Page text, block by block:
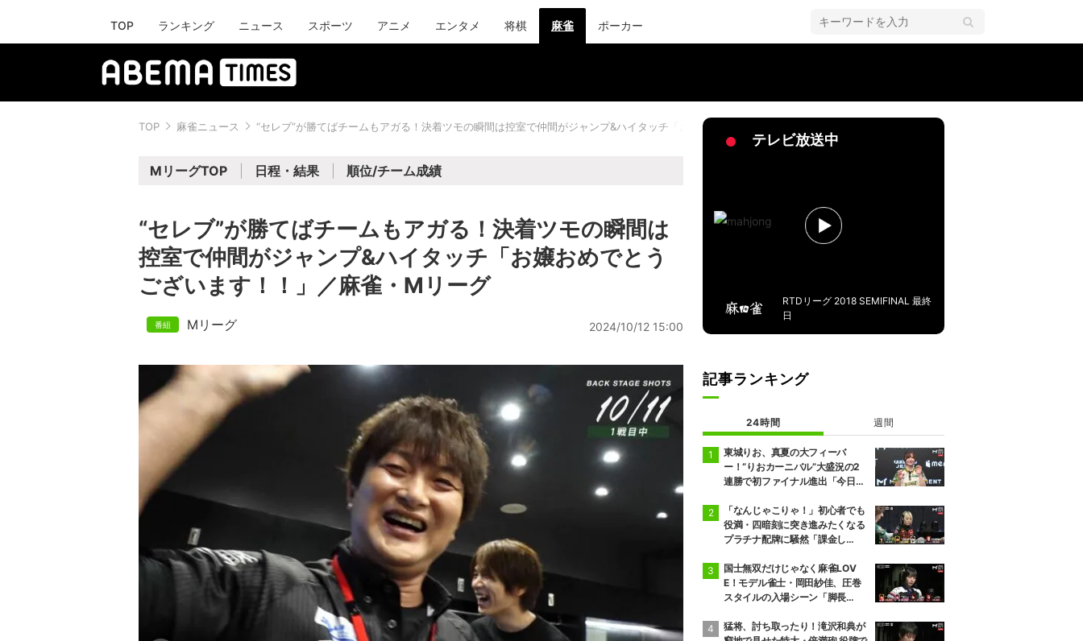
TOP ランキング ニュース スポーツ アニメ エンタメ 将棋 麻雀 ポーカー
TOP 麻雀ニュース “セレブ”が勝てばチームもアガる！決着ツモの瞬間は控室で仲間がジャンプ&ハイタッチ「お嬢おめでとうございます！！」／麻雀・Mリーグ
MリーグTOP 日程・結果 順位/チーム成績
“セレブ”が勝てばチームもアガる！決着ツモの瞬間は
控室で仲間がジャンプ&ハイタッチ「お嬢おめでとう
ございます！！」／麻雀・Mリーグ
Mリーグ 2024/10/12 15:00
テレビ放送中
RTDリーグ 2018 SEMIFINAL 最終
日
記事ランキング
24時間 週間
東城りお、真夏の大フィーバ
ー！“りおカーニバル”大盛況の2
連勝で初ファイナル進出「今日を
戸熊直樹／麻雀・Mトーナメント
「なんじゃこりゃ！」初心者でも
役満・四暗刻に突き進みたくなる
プラチナ配牌に騒然「課金し
国士無双だけじゃなく麻雀LOV
E！モデル雀士・岡田紗佳、圧巻
スタイルの入場シーン「脚長
麻雀・Mトーナメント
猛将、討ち取ったり！滝沢和典が